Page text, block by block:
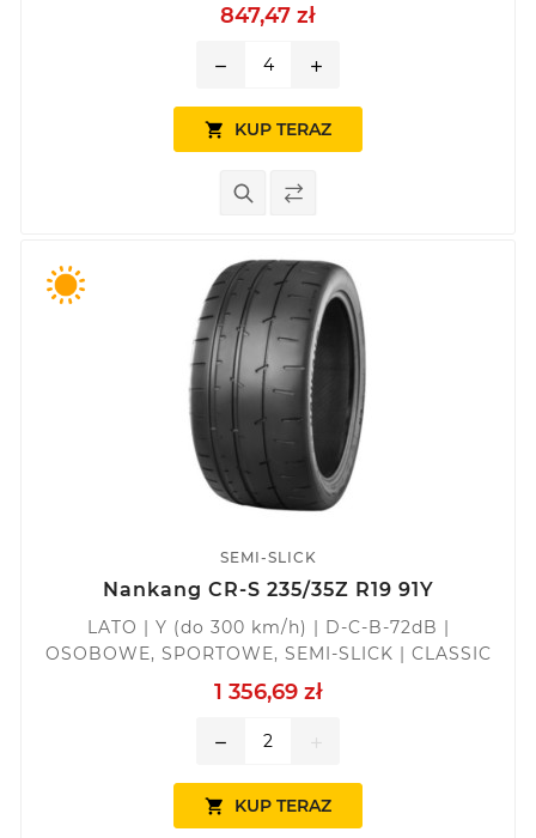
847,47 zł
remove add
 KUP TERAZ
SEMI-SLICK
Nankang CR-S 235/35Z R19 91Y
LATO | Y (do 300 km/h) | D-C-B-72dB |
OSOBOWE, SPORTOWE, SEMI-SLICK | CLASSIC
1 356,69 zł
remove add
 KUP TERAZ